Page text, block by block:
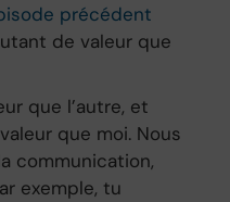
précédent
de valeur que
que l’autre, et
que moi. Nous
communication,
exemple, tu